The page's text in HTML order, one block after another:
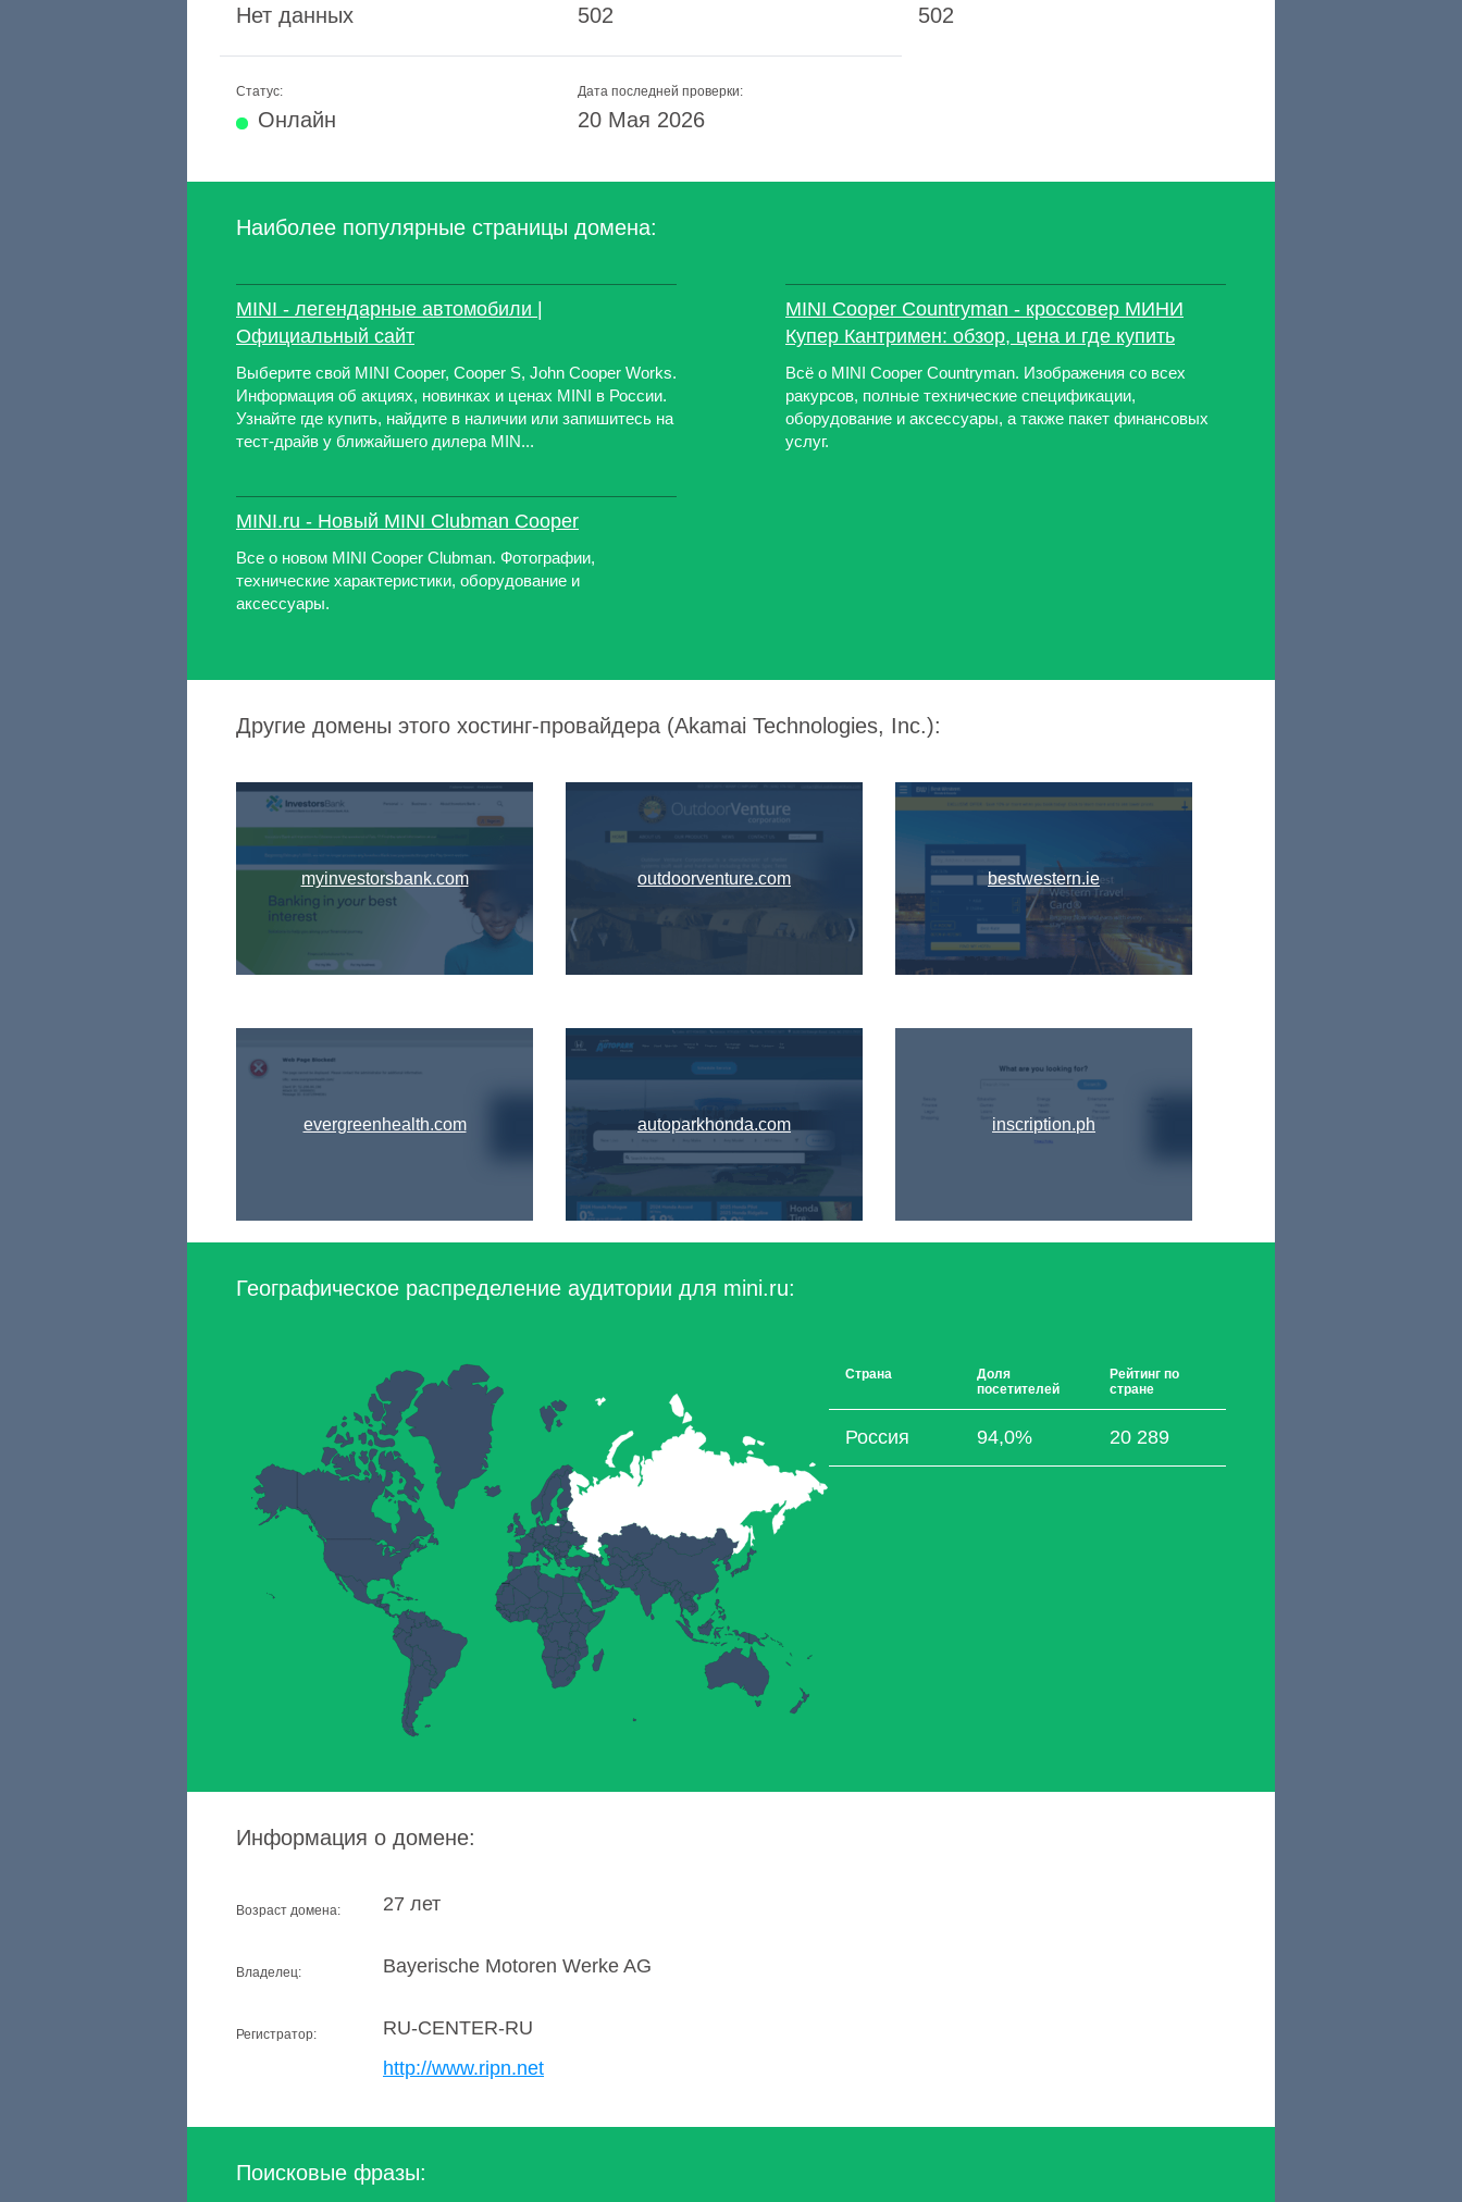
Нет данных 502 502
Статус:
Онлайн
Дата последней проверки:
20 Мая 2026
Наиболее популярные страницы домена:
MINI - легендарные автомобили |
Официальный сайт
Выберите свой MINI Cooper, Cooper S, John Cooper Works.
Информация об акциях, новинках и ценах MINI в России.
Узнайте где купить, найдите в наличии или запишитесь на
тест-драйв у ближайшего дилера MIN...
MINI.ru - Новый MINI Clubman Cooper
Все о новом MINI Cooper Clubman. Фотографии,
технические характеристики, оборудование и
аксессуары.
MINI Cooper Countryman - кроссовер МИНИ
Купер Кантримен: обзор, цена и где купить
Всё о MINI Cooper Countryman. Изображения со всех
ракурсов, полные технические спецификации,
оборудование и аксессуары, а также пакет финансовых
услуг.
Другие домены этого хостинг-провайдера (Akamai Technologies, Inc.):
myinvestorsbank.com
evergreenhealth.com
outdoorventure.com
autoparkhonda.com
bestwestern.ie
inscription.ph
Географическое распределение аудитории для mini.ru:
Страна
Доля
посетителей
Рейтинг по
стране
Россия 94,0% 20 289
Информация о домене:
Возраст домена: 27 лет
Владелец: Bayerische Motoren Werke AG
Регистратор:
RU-CENTER-RU
http://www.ripn.net
Поисковые фразы: